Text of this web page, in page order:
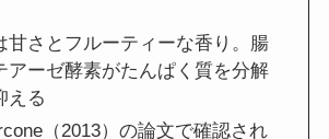
甘さとフルーティーな香り。腸
アーゼ酵素がたんぱく質を分解
える
（2013）の論文で確認され